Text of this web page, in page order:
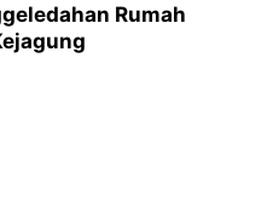
Rumah